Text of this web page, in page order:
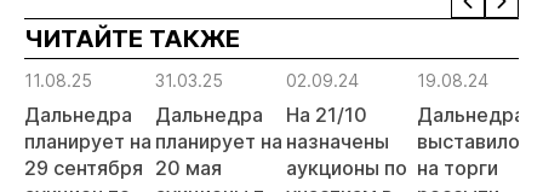
ЧИТАЙТЕ ТАКЖЕ
11.08.25
Дальнедра
планирует на
29 сентября
31.03.25
Дальнедра
планирует на
20 мая
02.09.24
На 21/10
назначены
аукционы по
19.08.24
Дальнедра
выставило
на торги